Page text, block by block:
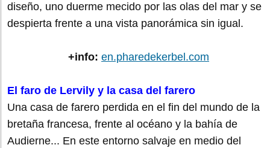
diseño, uno duerme mecido por las olas del mar y se
despierta frente a una vista panorámica sin igual.
+info: en.pharedekerbel.com
El faro de Lervily y la casa del farero
Una casa de farero perdida en el fin del mundo de la
bretaña francesa, frente al océano y la bahía de
Audierne... En este entorno salvaje en medio del